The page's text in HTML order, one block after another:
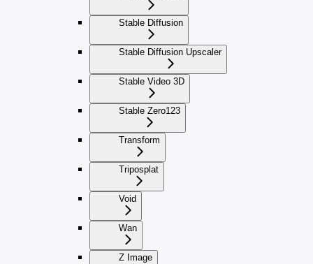
Stable Diffusion
Stable Diffusion Upscaler
Stable Video 3D
Stable Zero123
Transform
Triposplat
Void
Wan
Z Image